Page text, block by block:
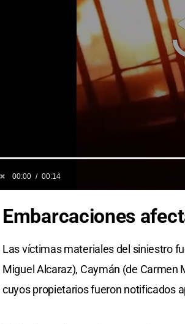
00:00 00:14
Embarcaciones
Las víctimas materiales del siniestro
Miguel Alcaraz), Caymán (de Carmen
cuyos propietarios fueron notificados